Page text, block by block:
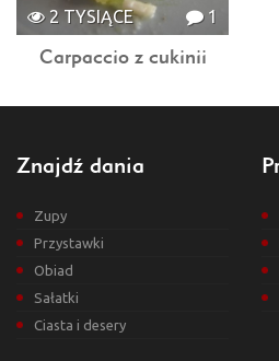
1
2 TYSIĄCE
Carpaccio z cukinii
Znajdź dania
Zupy
Przystawki
Obiad
Sałatki
Ciasta i desery